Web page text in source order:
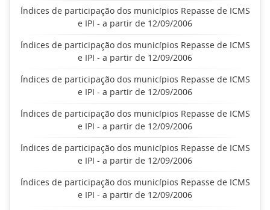
Índices de participação dos municípios Repasse de ICMS
e IPI - a partir de 12/09/2006
Índices de participação dos municípios Repasse de ICMS
e IPI - a partir de 12/09/2006
Índices de participação dos municípios Repasse de ICMS
e IPI - a partir de 12/09/2006
Índices de participação dos municípios Repasse de ICMS
e IPI - a partir de 12/09/2006
Índices de participação dos municípios Repasse de ICMS
e IPI - a partir de 12/09/2006
Índices de participação dos municípios Repasse de ICMS
e IPI - a partir de 12/09/2006